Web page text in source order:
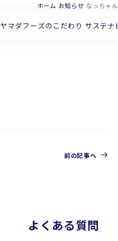
ヤマダフーズのこだわり サステナ
ホーム お知らせ なっちゃ
前の記事へ
よくある質問